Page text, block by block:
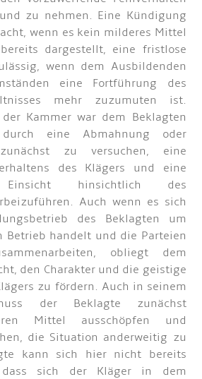
zu nehmen. Eine Kündigung
wenn es kein milderes Mittel
dargestellt, eine fristlose
wenn dem Ausbildenden
eine Fortführung des
mehr zuzumuten ist.
Kammer war dem Beklagten
eine Abmahnung oder
zu versuchen, eine
des Klägers und eine
Einsicht hinsichtlich des
Auch wenn es sich
des Beklagten um
Betrieb handelt und die Parteien
obliegt dem
den Charakter und die geistige
zu fördern. Auch in seinem
der Beklagte zunächst
Mittel ausschöpfen und
die Situation anderweitig zu
kann sich hier nicht bereits
dass sich der Kläger in dem